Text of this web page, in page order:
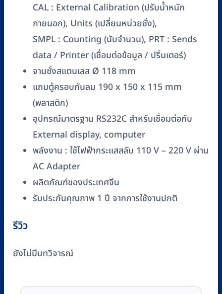
CAL : External Calibration (ปรับน้ำหนัก
ภายนอก), Units (เปลี่ยนหน่วยชั่ง),
SMPL : Counting (นับจำนวน), PRT : Sends
data / Printer (เชื่อมต่อข้อมูล / ปริ้นเตอร์)
จานชั่งสแตนเลส Ø 118 mm
แถมตู้ครอบกันลม 190 x 150 x 115 mm
(พลาสติก)
อุปกรณ์มาตรฐาน RS232C สำหรับเชื่อมต่อกับ
External display, computer
พลังงาน : ใช้ไฟฟ้ากระแสสลับ 110 V – 220 V ผ่าน
AC Adapter
ผลิตภัณฑ์ของประเทศจีน
รับประกันคุณภาพ 1 ปี จากการใช้งานปกติ
รีวิว
ยังไม่มีบทวิจารณ์